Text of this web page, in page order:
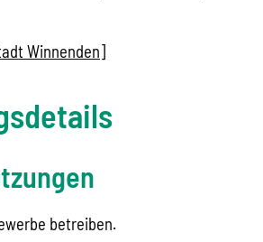
Winnenden]
betreiben.